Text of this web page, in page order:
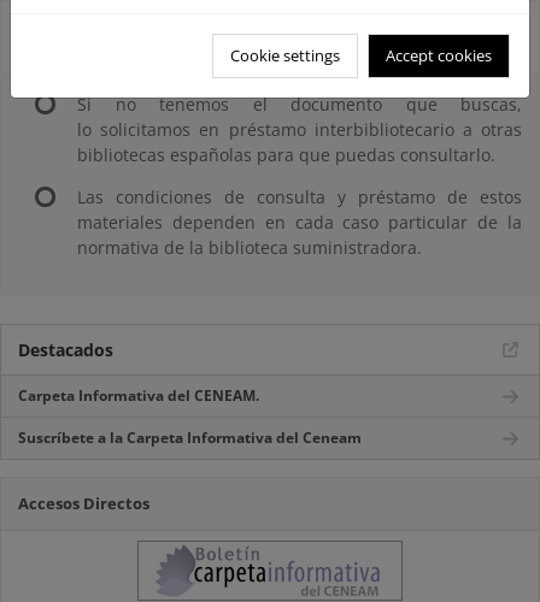
Préstamo interbibliotecario
Si no tenemos el documento que buscas,
lo solicitamos en préstamo interbibliotecario a otras
bibliotecas españolas para que puedas consultarlo.
Las condiciones de consulta y préstamo de estos
materiales dependen en cada caso particular de la
normativa de la biblioteca suministradora.
Destacados
Carpeta Informativa del CENEAM.
Suscríbete a la Carpeta Informativa del Ceneam
Accesos Directos
Cookie settings Accept cookies